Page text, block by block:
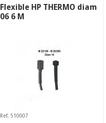
Flexible HP THERMO diam
06 6 M
Ref. 510007